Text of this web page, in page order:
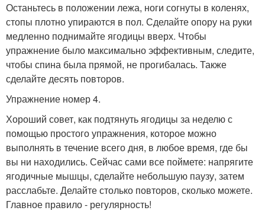
Останьтесь в положении лежа, ноги согнуты в коленях,
стопы плотно упираются в пол. Сделайте опору на руки
медленно поднимайте ягодицы вверх. Чтобы
упражнение было максимально эффективным, следите,
чтобы спина была прямой, не прогибалась. Также
сделайте десять повторов.
Упражнение номер 4.
Хороший совет, как подтянуть ягодицы за неделю с
помощью простого упражнения, которое можно
выполнять в течение всего дня, в любое время, где бы
вы ни находились. Сейчас сами все поймете: напрягите
ягодичные мышцы, сделайте небольшую паузу, затем
расслабьте. Делайте столько повторов, сколько можете.
Главное правило - регулярность!